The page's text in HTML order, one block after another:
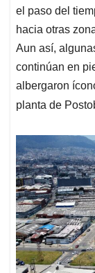
el paso del
hacia otras
Aun así,
continúan en
albergaron
planta de